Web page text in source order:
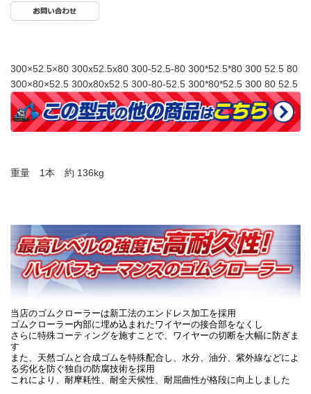
300×52.5×80 300x52.5x80 300-52.5-80 300*52.5*80 300 52.5 80
300×80×52.5 300x80x52.5 300-80-52.5 300*80*52.5 300 80 52.5
重量 1本 約 136kg
当店のゴムクローラーは新工法のエンドレス加工を採用
ゴムクローラー内部に埋め込まれたワイヤーの接合部をなくし
さらに特殊コーティングを施すことで、ワイヤーの切断を大幅に防ぎま
す
また、天然ゴムと合成ゴムを特殊配合し、水分、油分、紫外線などによ
る劣化を防ぐ独自の防腐技術を採用
これにより、耐摩耗性、耐全天候性、耐屈曲性が格段に向上しました